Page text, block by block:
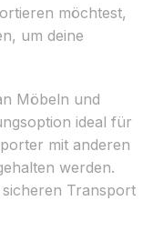
möchtest,
um deine
Möbeln und
ideal für
mit anderen
werden.
Transport